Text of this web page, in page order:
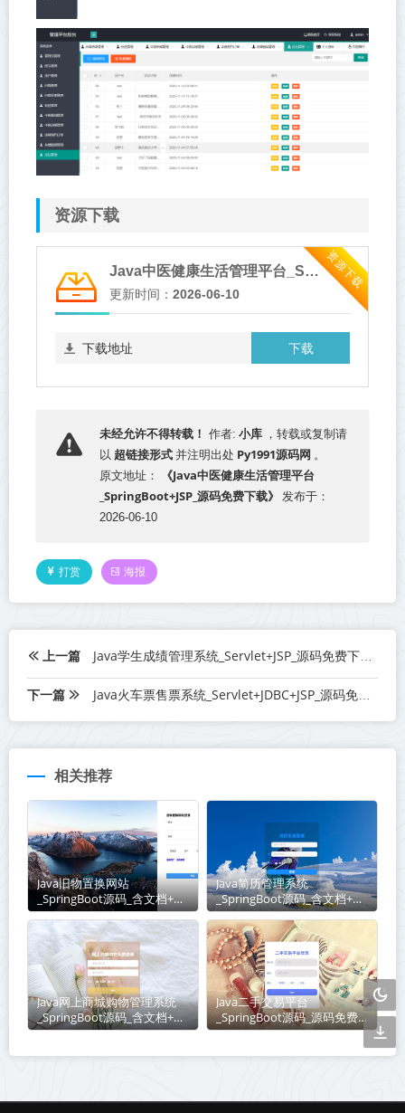
资源下载
资源下载
Java中医健康生活管理平台_SpringBoot+JSP_源码免费下载
更新时间： 2026-06-10
下载
下载地址
未经允许不得转载！ 作者: 小库 ，转载或复制请
以 超链接形式 并注明出处 Py1991源码网 。
原文地址：
《Java中医健康生活管理平台
_SpringBoot+JSP_源码免费下载》
发布于：
2026-06-10
打赏 海报
上一篇 Java学生成绩管理系统_Servlet+JSP_源码免费下载
下一篇 Java火车票售票系统_Servlet+JDBC+JSP_源码免费下载
相关推荐
Java旧物置换网站
_SpringBoot源码_含文档+远
程部署服务
Java简历管理系统
_SpringBoot源码_含文档+远
程部署服务
Java网上商城购物管理系统
_SpringBoot源码_含文档+远
程部署服务
Java二手交易平台
_SpringBoot源码_源码免费
下载